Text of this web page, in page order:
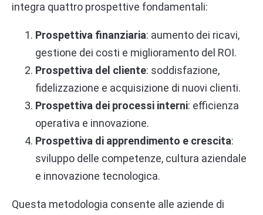
integra quattro prospettive fondamentali:
Prospettiva finanziaria: aumento dei ricavi,
gestione dei costi e miglioramento del ROI.
Prospettiva del cliente: soddisfazione,
fidelizzazione e acquisizione di nuovi clienti.
Prospettiva dei processi interni: efficienza
operativa e innovazione.
Prospettiva di apprendimento e crescita:
sviluppo delle competenze, cultura aziendale
e innovazione tecnologica.
Questa metodologia consente alle aziende di